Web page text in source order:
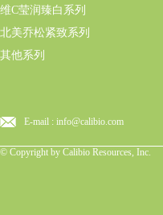
维C莹润臻白系列
北美乔松紧致系列
其他系列
E-mail : info@calibio.com
© Copyright by Calibio Resources, Inc.